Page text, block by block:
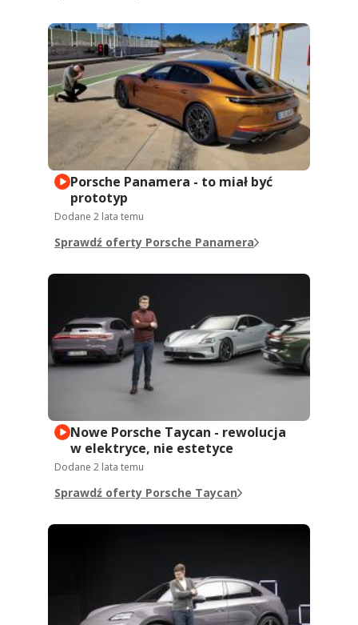
Porsche Panamera - to miał być
prototyp
Dodane 2 lata temu
Sprawdź oferty Porsche Panamera
Nowe Porsche Taycan - rewolucja
w elektryce, nie estetyce
Dodane 2 lata temu
Sprawdź oferty Porsche Taycan